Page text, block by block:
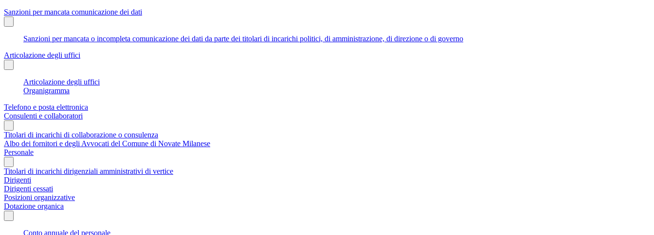
Sanzioni per mancata comunicazione dei dati
Sanzioni per mancata o incompleta comunicazione dei dati da parte dei titolari di incarichi politici, di amministrazione, di direzione o di governo
Articolazione degli uffici
Articolazione degli uffici
Organigramma
Telefono e posta elettronica
Consulenti e collaboratori
Titolari di incarichi di collaborazione o consulenza
Albo dei fornitori e degli Avvocati del Comune di Novate Milanese
Personale
Titolari di incarichi dirigenziali amministrativi di vertice
Dirigenti
Dirigenti cessati
Posizioni organizzative
Dotazione organica
Conto annuale del personale